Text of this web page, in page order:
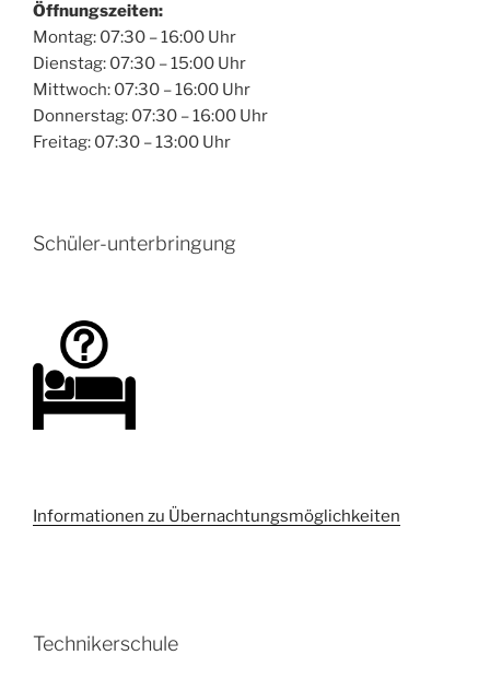
Öffnungszeiten:
Montag: 07:30 – 16:00 Uhr
Dienstag: 07:30 – 15:00 Uhr
Mittwoch: 07:30 – 16:00 Uhr
Donnerstag: 07:30 – 16:00 Uhr
Freitag: 07:30 – 13:00 Uhr
Schüler-unterbringung
Informationen zu Übernachtungsmöglichkeiten
Technikerschule